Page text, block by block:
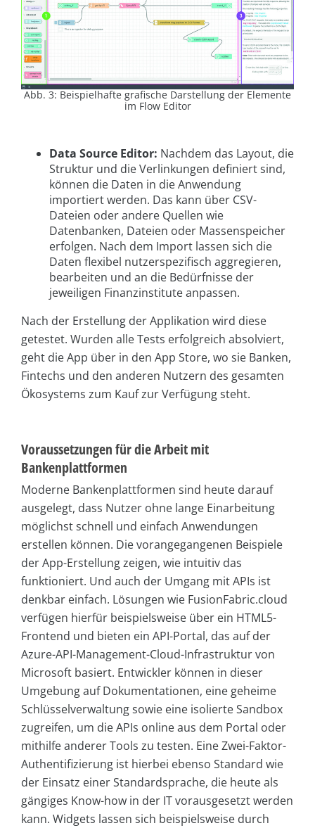
Abb. 3: Beispielhafte grafische Darstellung der Elemente
im Flow Editor
Data Source Editor: Nachdem das Layout, die
Struktur und die Verlinkungen definiert sind,
können die Daten in die Anwendung
importiert werden. Das kann über CSV-
Dateien oder andere Quellen wie
Datenbanken, Dateien oder Massenspeicher
erfolgen. Nach dem Import lassen sich die
Daten flexibel nutzerspezifisch aggregieren,
bearbeiten und an die Bedürfnisse der
jeweiligen Finanzinstitute anpassen.
Nach der Erstellung der Applikation wird diese
getestet. Wurden alle Tests erfolgreich absolviert,
geht die App über in den App Store, wo sie Banken,
Fintechs und den anderen Nutzern des gesamten
Ökosystems zum Kauf zur Verfügung steht.
Voraussetzungen für die Arbeit mit
Bankenplattformen
Moderne Bankenplattformen sind heute darauf
ausgelegt, dass Nutzer ohne lange Einarbeitung
möglichst schnell und einfach Anwendungen
erstellen können. Die vorangegangenen Beispiele
der App-Erstellung zeigen, wie intuitiv das
funktioniert. Und auch der Umgang mit APIs ist
denkbar einfach. Lösungen wie FusionFabric.cloud
verfügen hierfür beispielsweise über ein HTML5-
Frontend und bieten ein API-Portal, das auf der
Azure-API-Management-Cloud-Infrastruktur von
Microsoft basiert. Entwickler können in dieser
Umgebung auf Dokumentationen, eine geheime
Schlüsselverwaltung sowie eine isolierte Sandbox
zugreifen, um die APIs online aus dem Portal oder
mithilfe anderer Tools zu testen. Eine Zwei-Faktor-
Authentifizierung ist hierbei ebenso Standard wie
der Einsatz einer Standardsprache, die heute als
gängiges Know-how in der IT vorausgesetzt werden
kann. Widgets lassen sich beispielsweise durch